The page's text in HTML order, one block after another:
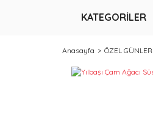
KATEGORİLER
Anasayfa ÖZEL GÜNLER